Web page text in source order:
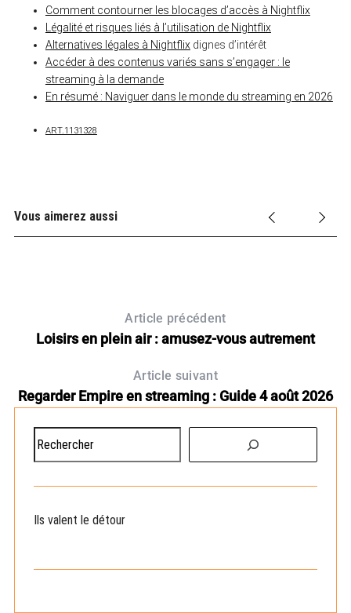
Comment contourner les blocages d’accès à Nightflix
Légalité et risques liés à l’utilisation de Nightflix
Alternatives légales à Nightflixdignes d’intérêt
Accéder à des contenus variés sans s’engager : le
streaming à la demande
En résumé : Naviguer dans le monde du streaming en 2026
ART.1131328
Vous aimerez aussi
Article précédent
Loisirs en plein air : amusez-vous autrement
Article suivant
Regarder Empire en streaming : Guide 4 août 2026
e
h
r Ils valent le détour
f
o
r